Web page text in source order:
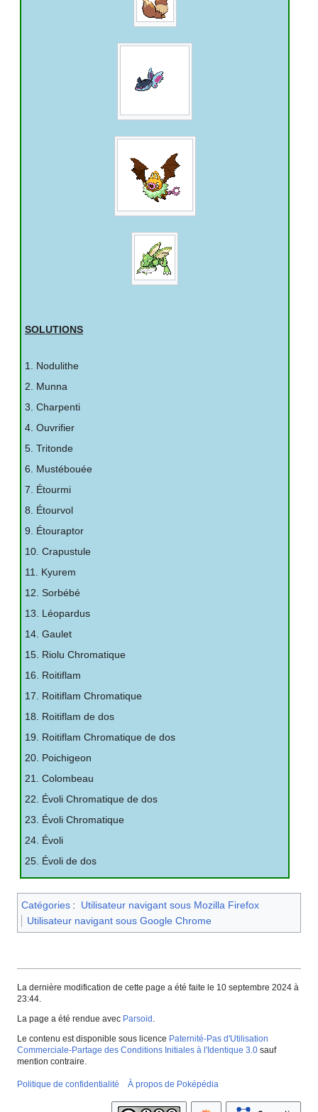
SOLUTIONS
1. Nodulithe
2. Munna
3. Charpenti
4. Ouvrifier
5. Tritonde
6. Mustébouée
7. Étourmi
8. Étourvol
9. Étouraptor
10. Crapustule
11. Kyurem
12. Sorbébé
13. Léopardus
14. Gaulet
15. Riolu Chromatique
16. Roitiflam
17. Roitiflam Chromatique
18. Roitiflam de dos
19. Roitiflam Chromatique de dos
20. Poichigeon
21. Colombeau
22. Évoli Chromatique de dos
23. Évoli Chromatique
24. Évoli
25. Évoli de dos
Catégories :
Utilisateur navigant sous Mozilla Firefox
Utilisateur navigant sous Google Chrome
La dernière modification de cette page a été faite le 10 septembre 2024 à
23:44.
La page a été rendue avec Parsoid .
Le contenu est disponible sous licence Paternité-Pas d'Utilisation
Commerciale-Partage des Conditions Initiales à l'Identique 3.0 sauf
mention contraire.
Politique de confidentialité À propos de Poképédia